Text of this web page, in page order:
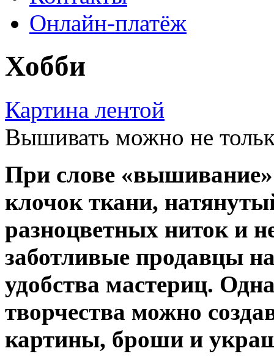
Онлайн-платёж
Хобби
Картина лентой
Вышивать можно не
При слове
клочок ткани,
разноцветных ниток и
заботливые продавцы
удобства мастериц.
творчества можно
картины, броши и